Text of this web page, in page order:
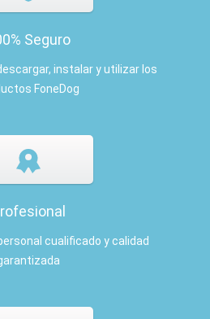
Seguro
instalar y utilizar los
FoneDog
cualificado y calidad